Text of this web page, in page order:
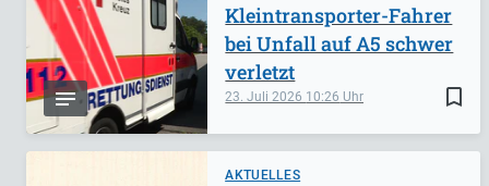
bookmark_border
23. Juli 2026 10:26
Kleintransporter-Fahrer
bei Unfall auf A5 schwer
verletzt
AKTUELLES